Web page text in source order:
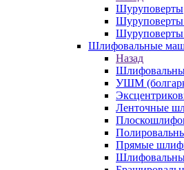
Шуруповерты
Шуруповерты
Шуруповерты
Шлифовальные
Назад
УШМ
Ленточные
Прямые